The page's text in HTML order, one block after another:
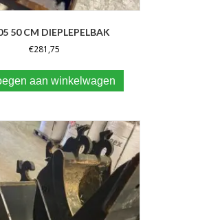
50 CM DIEPLEPELBAK
€281,75
aan winkelwagen